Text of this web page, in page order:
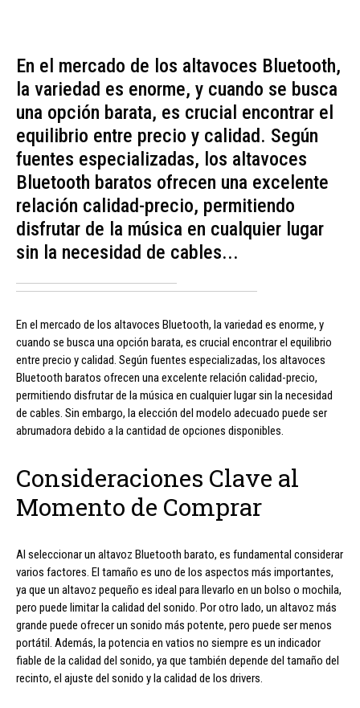
En el mercado de los altavoces Bluetooth,
la variedad es enorme, y cuando se busca
una opción barata, es crucial encontrar el
equilibrio entre precio y calidad. Según
fuentes especializadas, los altavoces
Bluetooth baratos ofrecen una excelente
relación calidad-precio, permitiendo
disfrutar de la música en cualquier lugar
sin la necesidad de cables...
En el mercado de los altavoces Bluetooth, la variedad es enorme, y
cuando se busca una opción barata, es crucial encontrar el equilibrio
entre precio y calidad. Según fuentes especializadas, los altavoces
Bluetooth baratos ofrecen una excelente relación calidad-precio,
permitiendo disfrutar de la música en cualquier lugar sin la necesidad
de cables. Sin embargo, la elección del modelo adecuado puede ser
abrumadora debido a la cantidad de opciones disponibles.
Consideraciones Clave al
Momento de Comprar
Al seleccionar un altavoz Bluetooth barato, es fundamental considerar
varios factores. El tamaño es uno de los aspectos más importantes,
ya que un altavoz pequeño es ideal para llevarlo en un bolso o mochila,
pero puede limitar la calidad del sonido. Por otro lado, un altavoz más
grande puede ofrecer un sonido más potente, pero puede ser menos
portátil. Además, la potencia en vatios no siempre es un indicador
fiable de la calidad del sonido, ya que también depende del tamaño del
recinto, el ajuste del sonido y la calidad de los drivers.